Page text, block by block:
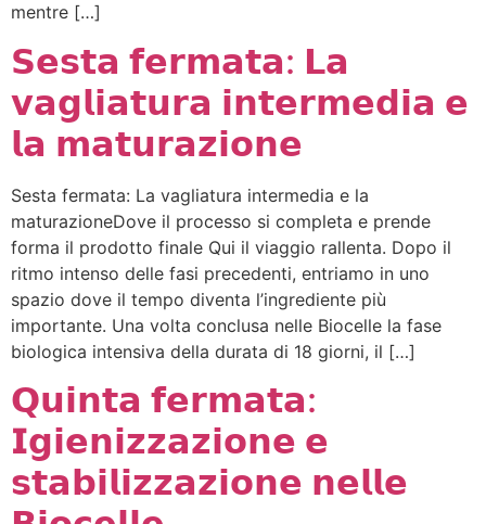
mentre […]
𝗦𝗲𝘀𝘁𝗮 𝗳𝗲𝗿𝗺𝗮𝘁𝗮: 𝗟𝗮
𝘃𝗮𝗴𝗹𝗶𝗮𝘁𝘂𝗿𝗮 𝗶𝗻𝘁𝗲𝗿𝗺𝗲𝗱𝗶𝗮 𝗲
𝗹𝗮 𝗺𝗮𝘁𝘂𝗿𝗮𝘇𝗶𝗼𝗻𝗲
Sesta fermata: La vagliatura intermedia e la
maturazioneDove il processo si completa e prende
forma il prodotto finale Qui il viaggio rallenta. Dopo il
ritmo intenso delle fasi precedenti, entriamo in uno
spazio dove il tempo diventa l’ingrediente più
importante. Una volta conclusa nelle Biocelle la fase
biologica intensiva della durata di 18 giorni, il […]
𝗤𝘂𝗶𝗻𝘁𝗮 𝗳𝗲𝗿𝗺𝗮𝘁𝗮:
𝗜𝗴𝗶𝗲𝗻𝗶𝘇𝘇𝗮𝘇𝗶𝗼𝗻𝗲 𝗲
𝘀𝘁𝗮𝗯𝗶𝗹𝗶𝘇𝘇𝗮𝘇𝗶𝗼𝗻𝗲 𝗻𝗲𝗹𝗹𝗲